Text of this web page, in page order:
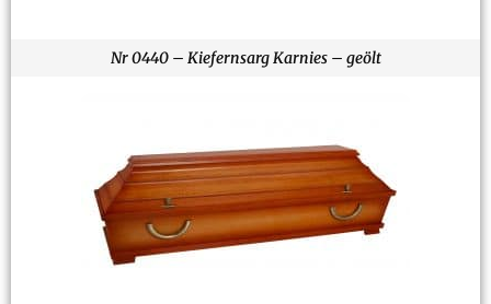
Nr 0440 – Kiefernsarg Karnies – geölt